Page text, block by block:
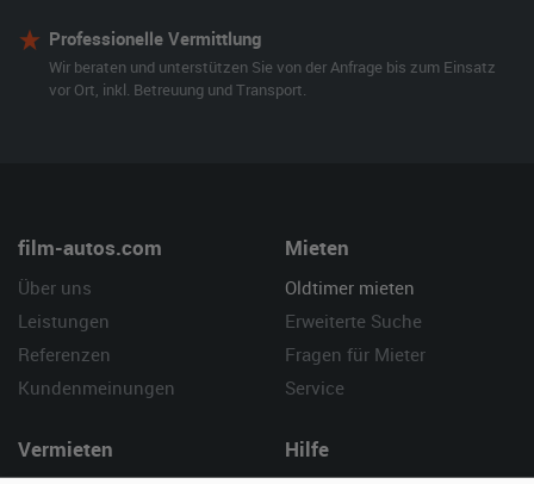
Professionelle Vermittlung
Wir beraten und unterstützen Sie von der Anfrage bis zum Einsatz
vor Ort, inkl. Betreuung und Transport.
film-autos.com
Über uns
Leistungen
Referenzen
Kundenmeinungen
Mieten
Oldtimer mieten
Erweiterte Suche
Fragen für Mieter
Service
Vermieten Hilfe